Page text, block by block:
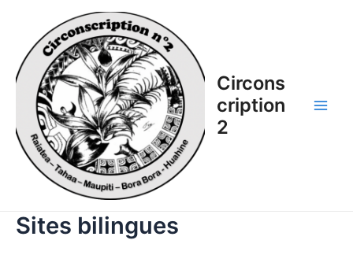
contenu
Circons
cription
2
Sites bilingues